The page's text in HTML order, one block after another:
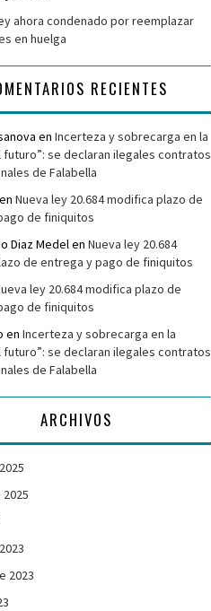
ahora condenado por reemplazar
en huelga
RECIENTES
en Incerteza y sobrecarga en la
futuro”: se declaran ilegales contratos
de Falabella
en Nueva ley 20.684 modifica plazo de
de finiquitos
Diaz Medelen Nueva ley 20.684
de entrega y pago de finiquitos
ley 20.684 modifica plazo de
de finiquitos
en Incerteza y sobrecarga en la
futuro”: se declaran ilegales contratos
de Falabella
ARCHIVOS
2023